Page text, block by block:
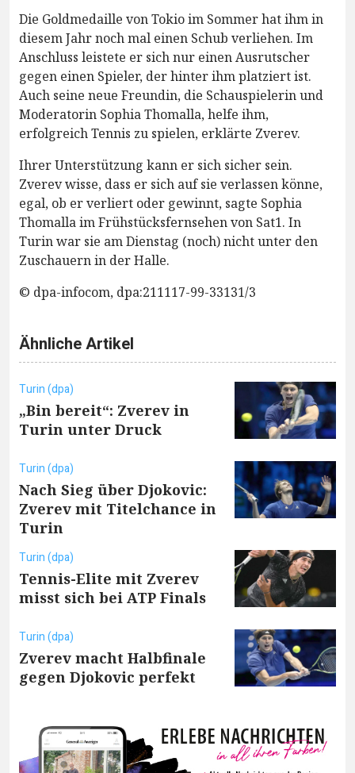
Die Goldmedaille von Tokio im Sommer hat ihm in
diesem Jahr noch mal einen Schub verliehen. Im
Anschluss leistete er sich nur einen Ausrutscher
gegen einen Spieler, der hinter ihm platziert ist.
Auch seine neue Freundin, die Schauspielerin und
Moderatorin Sophia Thomalla, helfe ihm,
erfolgreich Tennis zu spielen, erklärte Zverev.
Ihrer Unterstützung kann er sich sicher sein.
Zverev wisse, dass er sich auf sie verlassen könne,
egal, ob er verliert oder gewinnt, sagte Sophia
Thomalla im Frühstücksfernsehen von Sat1. In
Turin war sie am Dienstag (noch) nicht unter den
Zuschauern in der Halle.
© dpa-infocom, dpa:211117-99-33131/3
Ähnliche Artikel
Turin (dpa)
„Bin bereit“: Zverev in
Turin unter Druck
Turin (dpa)
Nach Sieg über Djokovic:
Zverev mit Titelchance in
Turin
Turin (dpa)
Tennis-Elite mit Zverev
misst sich bei ATP Finals
Turin (dpa)
Zverev macht Halbfinale
gegen Djokovic perfekt